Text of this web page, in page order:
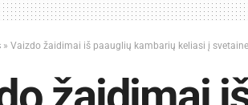
» Vaizdo žaidimai iš paauglių kambarių keliasi į